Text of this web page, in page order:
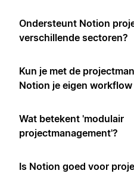
Ondersteunt Notion
verschillende sectoren?
Kun je met de
Notion je eigen workflow
Wat betekent 'modulair
projectmanagement'?
Is Notion goed voor